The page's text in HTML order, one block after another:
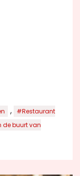
,
#Restaurant
de buurt van